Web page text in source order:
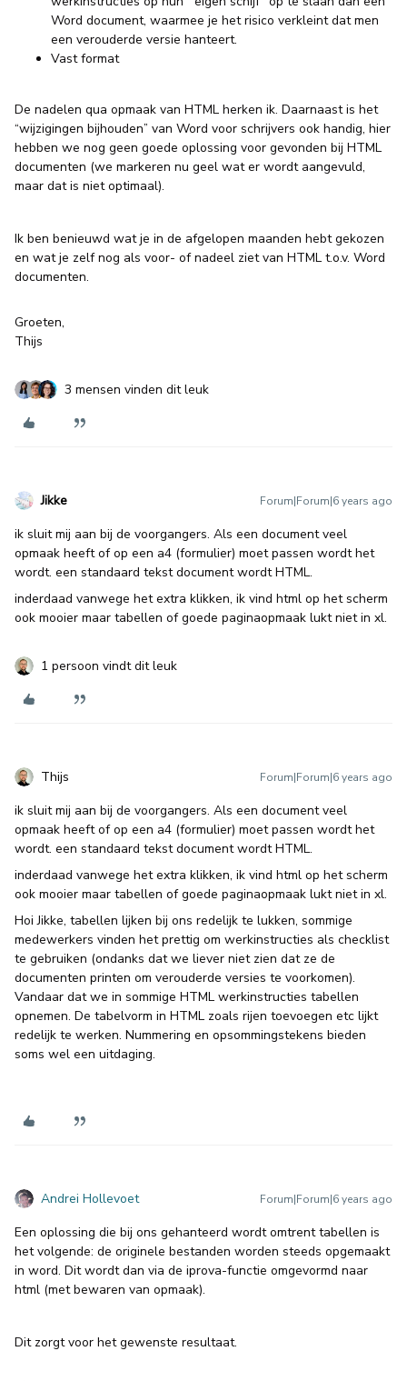
Word document, waarmee je het risico verkleint dat men
een verouderde versie hanteert.
Vast format
De nadelen qua opmaak van HTML herken ik. Daarnaast is het
“wijzigingen bijhouden” van Word voor schrijvers ook handig, hier
hebben we nog geen goede oplossing voor gevonden bij HTML
documenten (we markeren nu geel wat er wordt aangevuld,
maar dat is niet optimaal).
Ik ben benieuwd wat je in de afgelopen maanden hebt gekozen
en wat je zelf nog als voor- of nadeel ziet van HTML t.o.v. Word
documenten.
Groeten,
Thijs
3 mensen vinden dit leuk
Jikke Forum|Forum|6 years ago
ik sluit mij aan bij de voorgangers. Als een document veel
opmaak heeft of op een a4 (formulier) moet passen wordt het
wordt. een standaard tekst document wordt HTML.
inderdaad vanwege het extra klikken, ik vind html op het scherm
ook mooier maar tabellen of goede paginaopmaak lukt niet in xl.
1 persoon vindt dit leuk
Thijs Forum|Forum|6 years ago
ik sluit mij aan bij de voorgangers. Als een document veel
opmaak heeft of op een a4 (formulier) moet passen wordt het
wordt. een standaard tekst document wordt HTML.
inderdaad vanwege het extra klikken, ik vind html op het scherm
ook mooier maar tabellen of goede paginaopmaak lukt niet in xl.
​Hoi Jikke, tabellen lijken bij ons redelijk te lukken, sommige
medewerkers vinden het prettig om werkinstructies als checklist
te gebruiken (ondanks dat we liever niet zien dat ze de
documenten printen om verouderde versies te voorkomen).
Vandaar dat we in sommige HTML werkinstructies tabellen
opnemen. De tabelvorm in HTML zoals rijen toevoegen etc lijkt
redelijk te werken. Nummering en opsommingstekens bieden
soms wel een uitdaging.
Andrei Hollevoet Forum|Forum|6 years ago
Een oplossing die bij ons gehanteerd wordt omtrent tabellen is
het volgende: de originele bestanden worden steeds opgemaakt
in word. Dit wordt dan via de iprova-functie omgevormd naar
html (met bewaren van opmaak).
Dit zorgt voor het gewenste resultaat.